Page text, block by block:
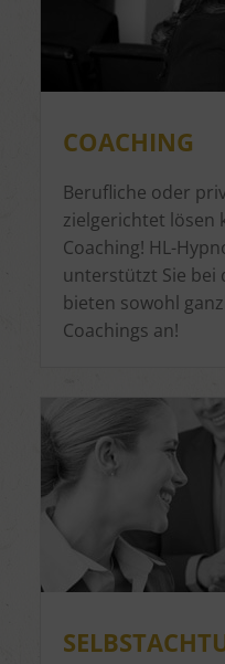
COACHING
Berufliche oder
zielgerichtet lösen
Coaching! HL-
unterstützt Sie bei
bieten sowohl
Coachings an!
Verwendung von
Erstellung von Profilen
Verwendung von
Messung der
Entwicklung und
Verwendung genauer
Endgeräteeigenschaften